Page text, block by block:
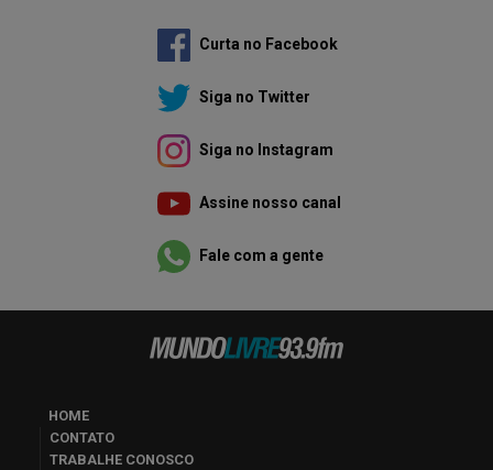
Curta no Facebook
Siga no Twitter
Siga no Instagram
Assine nosso canal
Fale com a gente
HOME
CONTATO
TRABALHE CONOSCO